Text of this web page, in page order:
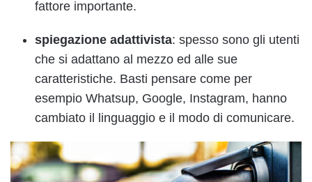
fattore importante.
spiegazione adattivista: spesso sono gli utenti
che si adattano al mezzo ed alle sue
caratteristiche. Basti pensare come per
esempio Whatsup, Google, Instagram, hanno
cambiato il linguaggio e il modo di comunicare.